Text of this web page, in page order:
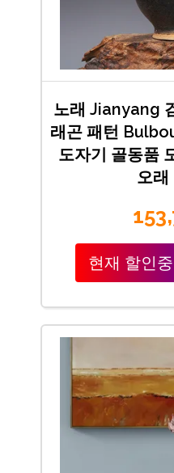
노래 Jianyang
래곤 패턴
도자기 골동품
오래
현재 할인